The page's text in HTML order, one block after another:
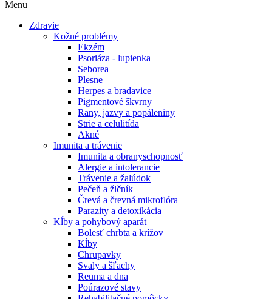
Menu
Zdravie
Kožné problémy
Ekzém
Psoriáza - lupienka
Seborea
Plesne
Herpes a bradavice
Pigmentové škvrny
Rany, jazvy a popáleniny
Strie a celulitída
Akné
Imunita a trávenie
Imunita a obranyschopnosť
Alergie a intolerancie
Trávenie a žalúdok
Pečeň a žlčník
Črevá a črevná mikroflóra
Parazity a detoxikácia
Kĺby a pohybový aparát
Bolesť chrbta a krížov
Kĺby
Chrupavky
Svaly a šľachy
Reuma a dna
Poúrazové stavy